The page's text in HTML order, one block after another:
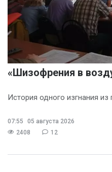
«Шизофрения в
История одного изгнания
07:55
05 августа 2026
2408
12